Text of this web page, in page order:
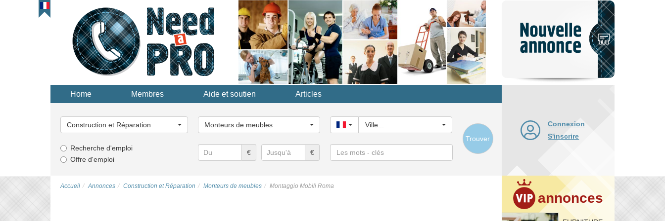
Home Membres Aide et soutien Articles
une
catégorie...
Construction et Réparation
une
catégorie...
Monteurs de meubles FranceVille...
Recherche d'emploi
Offre d'emploi
€ €
Les
mots
Trouver
Connexion
S'inscrire
annonces
Accueil Annonces Construction et Réparation Monteurs de meubles Montaggio Mobili Roma